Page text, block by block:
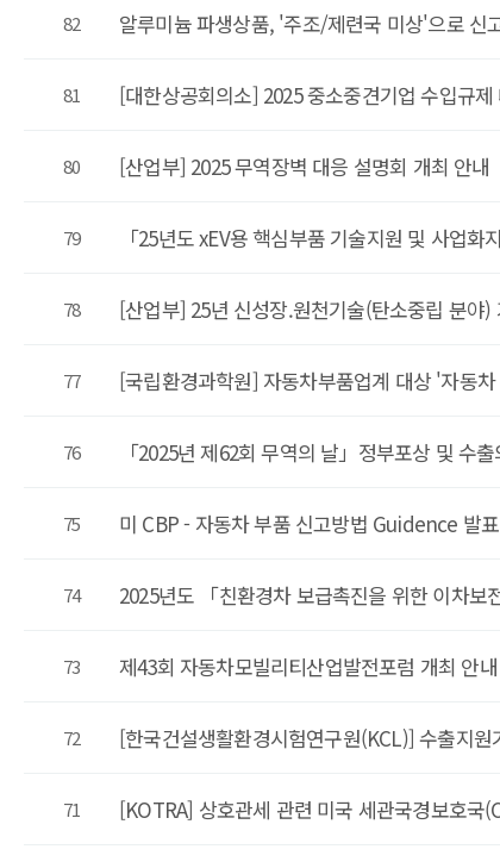
82 알루미늄 파생상품, '주조/제련국 미상'으로 신
81 [대한상공회의소] 2025 중소중견기업 수입규
80 [산업부] 2025 무역장벽 대응 설명회 개최 안내
79 「25년도 xEV용 핵심부품 기술지원 및 사업
78 [산업부] 25년 신성장.원천기술(탄소중립 분야
77 [국립환경과학원] 자동차부품업계 대상 '자동
76 「2025년 제62회 무역의 날」정부포상 및 수
75 미 CBP - 자동차 부품 신고방법 Guidence 발표
74 2025년도 「친환경차 보급촉진을 위한 이차보
73 제43회 자동차모빌리티산업발전포럼 개최 안내
72 [한국건설생활환경시험연구원(KCL)] 수출지
71 [KOTRA] 상호관세 관련 미국 세관국경보호국